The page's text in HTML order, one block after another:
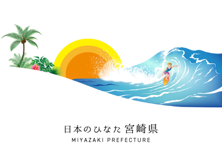
日本のひなた 宮崎県
MIYAZAKI PREFECTURE